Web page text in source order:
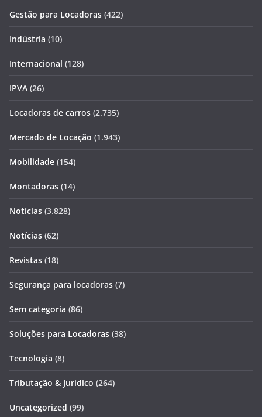
Gestão para Locadoras (422)
Indústria (10)
Internacional (128)
IPVA (26)
Locadoras de carros (2.735)
Mercado de Locação (1.943)
Mobilidade (154)
Montadoras (14)
Notícias (3.828)
Notícias (62)
Revistas (18)
Segurança para locadoras (7)
Sem categoria (86)
Soluções para Locadoras (38)
Tecnologia (8)
Tributação & Jurídico (264)
Uncategorized (99)